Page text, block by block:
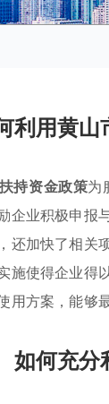
利用黄山
持资金政策为
企业积极申报
还加快了相关
施使得企业得
用方案，能够
如何充分